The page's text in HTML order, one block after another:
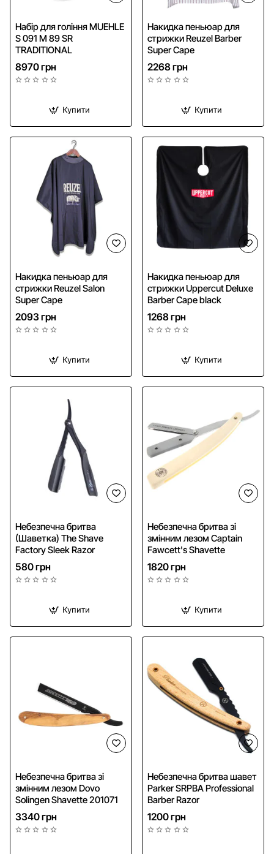
Набір для гоління MUEHLE
S 091 M 89 SR
TRADITIONAL
8970 грн
Купити
Накидка пеньюар для
стрижки Reuzel Barber
Super Cape
2268 грн
Купити
Безкоштовна доставка
Накидка пеньюар для
стрижки Reuzel Salon
Super Cape
2093 грн
Купити
Накидка пеньюар для
стрижки Uppercut Deluxe
Barber Cape black
1268 грн
Купити
Небезпечна бритва
(Шаветка) The Shave
Factory Sleek Razor
580 грн
Купити
Небезпечна бритва зі
змінним лезом Captain
Fawcett's Shavette
1820 грн
Купити
Небезпечна бритва зі
змінним лезом Dovo
Solingen Shavette 201071
3340 грн
Небезпечна бритва шавет
Parker SRPBA Professional
Barber Razor
1200 грн